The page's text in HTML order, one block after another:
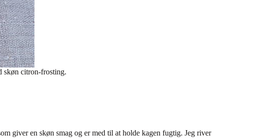
skøn citron-frosting.
giver en skøn smag og er med til at holde kagen fugtig. Jeg river